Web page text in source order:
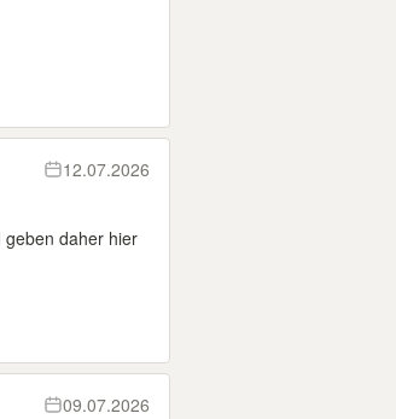
12.07.2026
geben daher hier
09.07.2026